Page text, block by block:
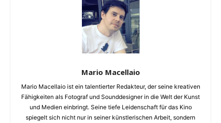
Mario Macellaio
Mario Macellaio ist ein talentierter Redakteur, der seine kreativen
Fähigkeiten als Fotograf und Sounddesigner in die Welt der Kunst
und Medien einbringt. Seine tiefe Leidenschaft für das Kino
spiegelt sich nicht nur in seiner künstlerischen Arbeit, sondern